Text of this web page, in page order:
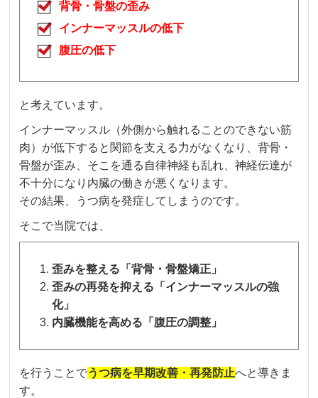
背骨・骨盤の歪み
インナーマッスルの低下
腹圧の低下
と考えています。
インナーマッスル（外側から触れることのできない筋
肉）が低下すると関節を支える力がなくなり、背骨・
骨盤が歪み、そこを通る自律神経も乱れ、神経伝達が
不十分になり内臓の働きが悪くなります。
その結果、うつ病を発症してしまうのです。
そこで当院では、
歪みを整える「背骨・骨盤矯正」
歪みの再発を抑える「インナーマッスルの強
化」
内臓機能を高める「腹圧の調整」
を行うことでうつ病を早期改善・再発防止へと導きま
す。